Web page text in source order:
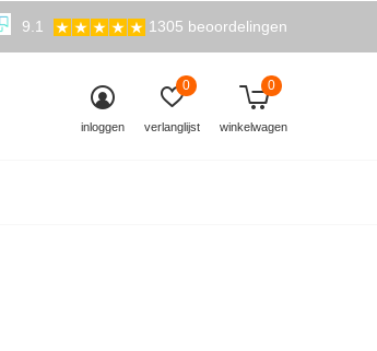
inloggen verlanglijst
0
winkelwagen
0
9.1 1305 beoordelingen